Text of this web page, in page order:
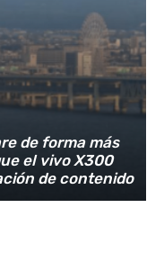
de forma más
el vivo X300
de contenido